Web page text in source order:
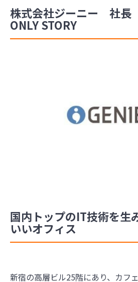
株式会社ジーニー 社長
ONLY STORY
国内トップのIT技術を生
いいオフィス
新宿の高層ビル25階にあり、カフ